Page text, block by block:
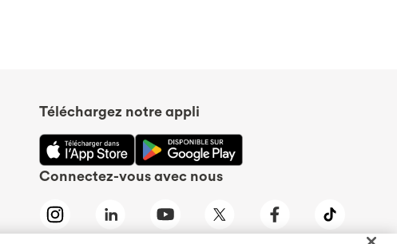
Téléchargez notre appli
Connectez-vous avec nous
Tangerine est le nom commercial de la Banque Tangerine,